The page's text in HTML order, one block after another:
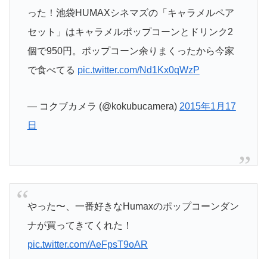
った！池袋HUMAXシネマズの「キャラメルペア
セット」はキャラメルポップコーンとドリンク2
個で950円。ポップコーン余りまくったから今家
で食べてる pic.twitter.com/Nd1Kx0qWzP
— コクブカメラ (@kokubucamera) 2015年1月17
日
やった〜、一番好きなHumaxのポップコーンダン
ナが買ってきてくれた！
pic.twitter.com/AeFpsT9oAR